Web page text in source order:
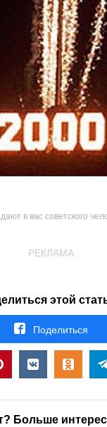
в вас советского
РЕКЛАМА
этой
Поделиться
Больше